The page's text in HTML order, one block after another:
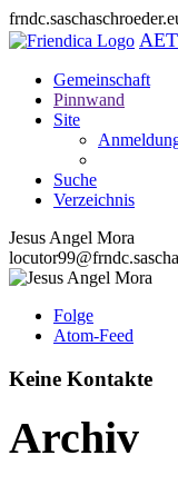
Gemeinschaft
Pinnwand
Site
Suche
Verzeichnis
Jesus Angel Mora
Folge
Atom-Feed
Keine Kontakte
Archiv